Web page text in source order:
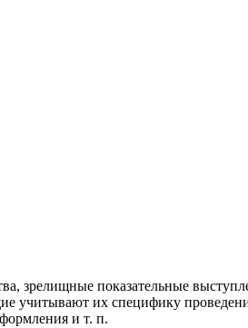
зрелищные показательные
учитывают их специфику
и т. п.